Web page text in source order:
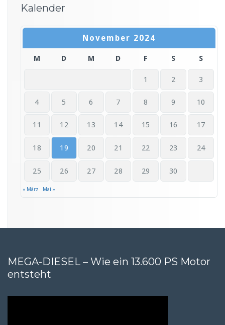
Kalender
November 2024
M D M D F S S
1 2 3
4 5 6 7 8 9 10
11 12 13 14 15 16 17
18 19 20 21 22 23 24
25 26 27 28 29 30
« März Mai »
MEGA-DIESEL – Wie ein 13.600 PS Motor
entsteht